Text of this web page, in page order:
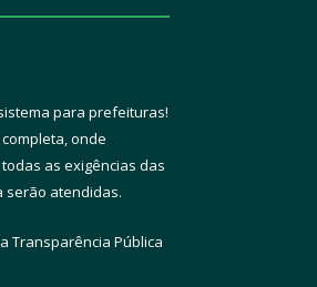
para prefeituras!
completa, onde
as exigências das
serão atendidas.
Transparência Pública